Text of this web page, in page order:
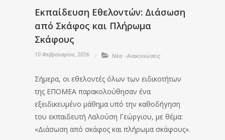
Εκπαίδευση Εθελοντών: Διάσωση
από Σκάφος και Πλήρωμα
Σκάφους
10 Φεβρουαρίου, 2026 Νέα - Ανακοινώσεις
Σήμερα, οι εθελοντές όλων των ειδικοτήτων
της ΕΠΟΜΕΑ παρακολούθησαν ένα
εξειδικευμένο μάθημα υπό την καθοδήγηση
του εκπαιδευτή Λαλούση Γεώργιου, με θέμα:
«Διάσωση από σκάφος και πλήρωμα σκάφους».